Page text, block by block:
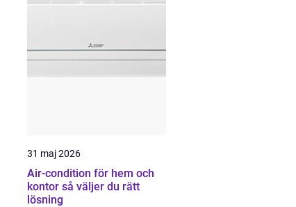
31 maj 2026
Air-condition för hem och
kontor så väljer du rätt
lösning